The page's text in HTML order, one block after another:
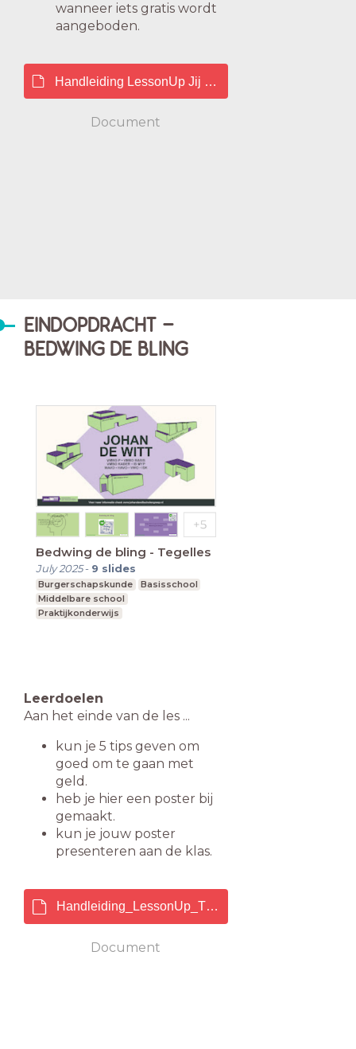
wanneer iets gratis wordt
aangeboden.
Handleiding LessonUp Jij en je mobieltje.pdf
Document
EINDOPDRACHT -
BEDWING DE BLING
Bedwing de bling - Tegelles
July 2025- 9 slides
Burgerschapskunde
Basisschool
Middelbare school
Praktijkonderwijs
Leerdoelen
Aan het einde van de les ...
kun je 5 tips geven om
goed om te gaan met
geld.
heb je hier een poster bij
gemaakt.
kun je jouw poster
presenteren aan de klas.
Handleiding_LessonUp_Tegelles.pdf
Document